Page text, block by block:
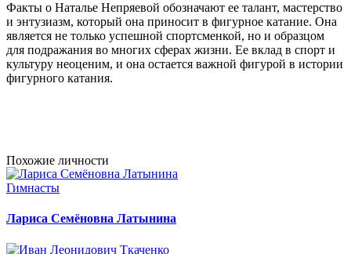
Факты о Наталье Непряевой обозначают ее талант, мастерство
и энтузиазм, который она приносит в фигурное катание. Она
является не только успешной спортсменкой, но и образцом
для подражания во многих сферах жизни. Ее вклад в спорт и
культуру неоценим, и она остается важной фигурой в истории
фигурного катания.
Похожие личности
Гимнасты
Лариса Семёновна Латынина